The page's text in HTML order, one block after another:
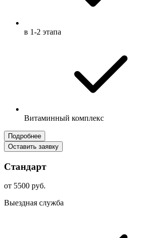
в 1-2 этапа
Витаминный комплекс
Подробнее
Оставить заявку
Стандарт
от 5500 руб.
Выездная служба